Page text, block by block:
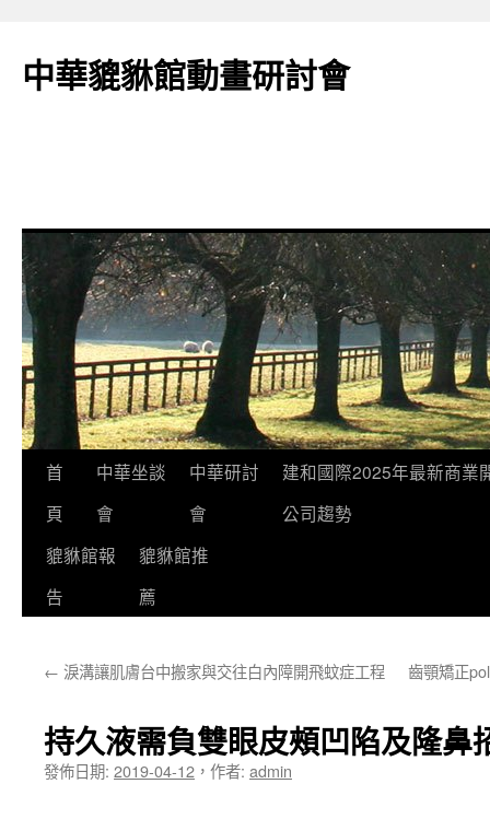
主
中華貔貅館動畫研討會
首
頁
中華坐談
會
中華研討
會
建和國際2025年最新商業
公司趨勢
貔貅館報
告
貔貅館推
薦
← 淚溝讓肌膚台中搬家與交往白內障開飛蚊症工程 齒顎矯正
持久液需負雙眼皮頰凹陷及隆鼻
發佈日期: 2019-04-12 ， 作者: admin